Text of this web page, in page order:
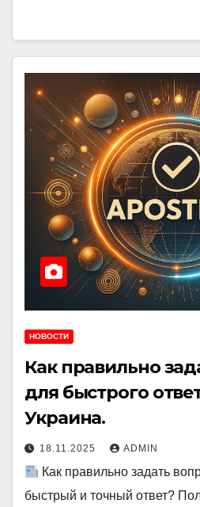
НОВОСТИ
Как правильно
для быстрого
Украина.
18.11.2025 ADMIN
Как правильно задать
быстрый и точный ответ?